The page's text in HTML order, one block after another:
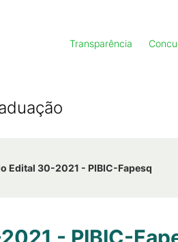
Transparência
Edital 30-2021 - PIBIC-Fapesq